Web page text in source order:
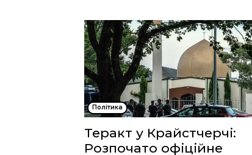
Політика
Теракт у Крайстчерчі:
Розпочато офіційне